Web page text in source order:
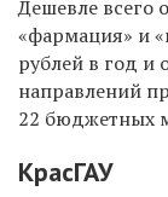
Дешевле всего
«фармация» и
рублей в год и
направлений
22 бюджетных
КрасГАУ